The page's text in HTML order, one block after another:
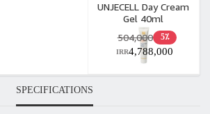
UNJECELL Day Cream
Gel 40ml
5٪ 504,000
4,788,000
IRR
SPECIFICATIONS